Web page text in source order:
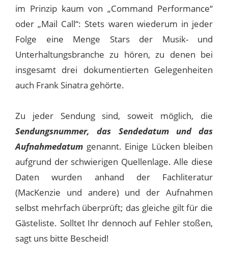
im Prinzip kaum von „Command Performance“
oder „Mail Call“: Stets waren wiederum in jeder
Folge eine Menge Stars der Musik- und
Unterhaltungsbranche zu hören, zu denen bei
insgesamt drei dokumentierten Gelegenheiten
auch Frank Sinatra gehörte.
Zu jeder Sendung sind, soweit möglich, die
Sendungsnummer, das Sendedatum und das
Aufnahmedatum genannt. Einige Lücken bleiben
aufgrund der schwierigen Quellenlage. Alle diese
Daten wurden anhand der Fachliteratur
(MacKenzie und andere) und der Aufnahmen
selbst mehrfach überprüft; das gleiche gilt für die
Gästeliste. Solltet Ihr dennoch auf Fehler stoßen,
sagt uns bitte Bescheid!